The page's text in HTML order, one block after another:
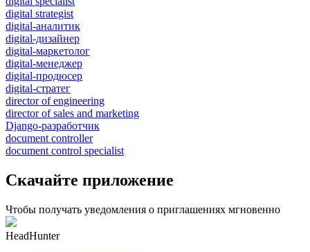
digital strategist
digital-аналитик
digital-дизайнер
digital-маркетолог
digital-менеджер
digital-продюсер
digital-стратег
director of engineering
director of sales and marketing
Django-разработчик
document controller
document control specialist
Скачайте приложение
Чтобы получать уведомления о приглашениях мгновенно
HeadHunter